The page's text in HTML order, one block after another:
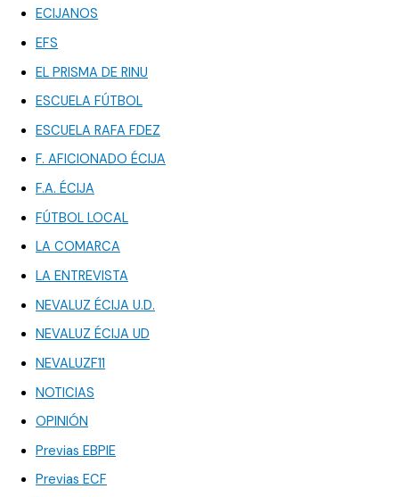
ECIJANOS
EFS
EL PRISMA DE RINU
ESCUELA FÚTBOL
ESCUELA RAFA FDEZ
F. AFICIONADO ÉCIJA
F.A. ÉCIJA
FÚTBOL LOCAL
LA COMARCA
LA ENTREVISTA
NEVALUZ ÉCIJA U.D.
NEVALUZ ÉCIJA UD
NEVALUZF11
NOTICIAS
OPINIÓN
Previas EBPIE
Previas ECF